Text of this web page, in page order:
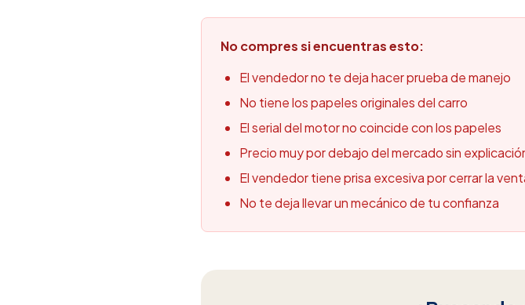
No compres si encuentras esto:
El vendedor no te deja hacer prueba de manejo
No tiene los papeles originales del carro
El serial del motor no coincide con los papeles
Precio muy por debajo del mercado sin
El vendedor tiene prisa excesiva por cerrar la
No te deja llevar un mecánico de tu confianza